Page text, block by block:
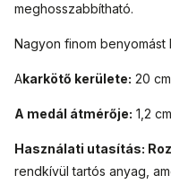
meghosszabbítható.
Nagyon finom benyomást
Akarkötő kerülete: 20 cm
A medál átmérője: 1,2 cm
Használati utasítás:
rendkívül tartós anyag,